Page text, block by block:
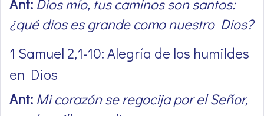
Ant: Dios mío, tus caminos son santos:
¿qué dios es grande como nuestro Dios?
1 Samuel 2,1-10: Alegría de los humildes
en Dios
Ant: Mi corazón se regocija por el Señor,